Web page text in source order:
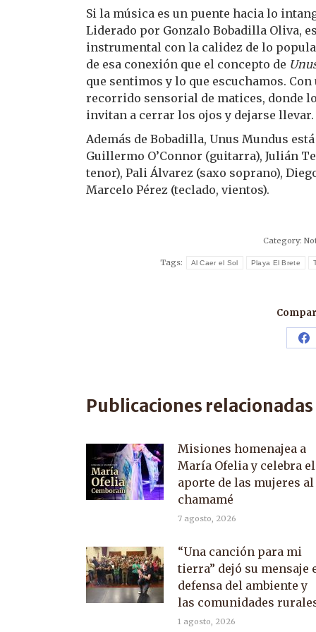
Si la música es un puente hacia lo
Liderado por Gonzalo Bobadilla Oliva,
instrumental con la calidez de lo
de esa conexión que el concepto de
que sentimos y lo que escuchamos.
recorrido sensorial de matices, donde
invitan a cerrar los ojos y dejarse llevar.
Además de Bobadilla, Unus Mundus
Guillermo O’Connor (guitarra), Julián
tenor), Pali Álvarez (saxo soprano),
Marcelo Pérez (teclado, vientos).
Category:
Tags: Al Caer el Sol Playa El Brete
Publicaciones relacionadas
Misiones homenajea a
María Ofelia y celebra el
aporte de las mujeres al
chamamé
7 agosto, 2026
“Una canción para mi
tierra” dejó su mensaje
defensa del ambiente y
las comunidades
1 agosto, 2026